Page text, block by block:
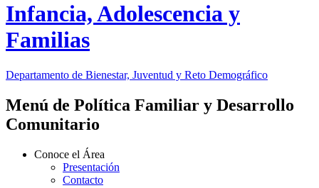
Infancia, Adolescencia y
Familias
Departamento de Bienestar, Juventud y Reto Demográfico
Menú de Política Familiar y Desarrollo
Comunitario
Conoce el Área
Presentación
Contacto